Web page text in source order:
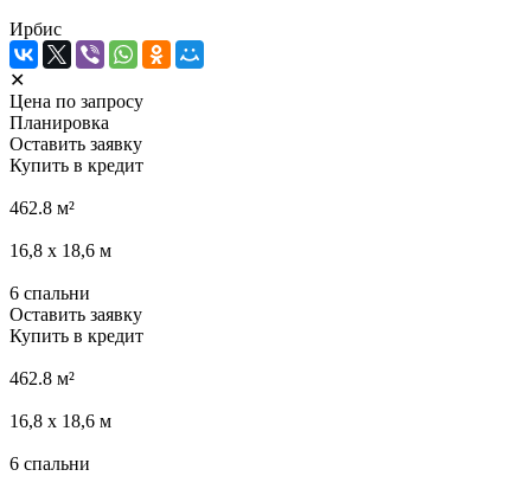
Ирбис
✕
Цена по запросу
Планировка
Оставить заявку
Купить в кредит
462.8 м²
16,8 х 18,6 м
6 спальни
Оставить заявку
Купить в кредит
462.8 м²
16,8 х 18,6 м
6 спальни